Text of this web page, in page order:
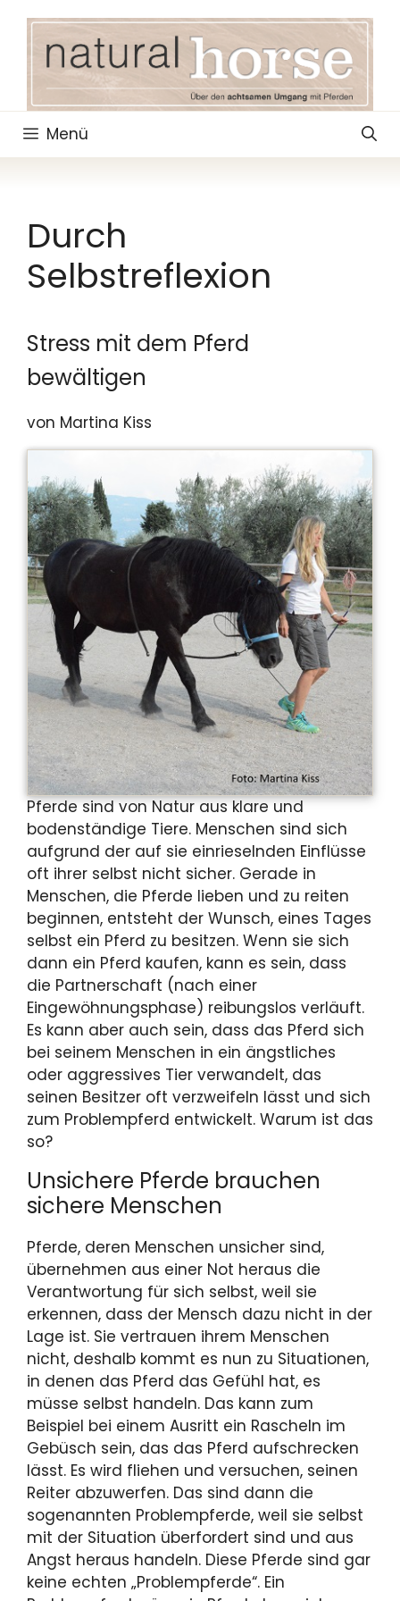
springen
Menü
Durch
Selbstreflexion
Stress mit dem Pferd
bewältigen
von Martina Kiss
Pferde sind von Natur aus klare und
bodenständige Tiere. Menschen sind sich
aufgrund der auf sie einrieselnden Einflüsse
oft ihrer selbst nicht sicher. Gerade in
Menschen, die Pferde lieben und zu reiten
beginnen, entsteht der Wunsch, eines Tages
selbst ein Pferd zu besitzen. Wenn sie sich
dann ein Pferd kaufen, kann es sein, dass
die Partnerschaft (nach einer
Eingewöhnungsphase) reibungslos verläuft.
Es kann aber auch sein, dass das Pferd sich
bei seinem Menschen in ein ängstliches
oder aggressives Tier verwandelt, das
seinen Besitzer oft verzweifeln lässt und sich
zum Problempferd entwickelt. Warum ist das
so?
Unsichere Pferde brauchen
sichere Menschen
Pferde, deren Menschen unsicher sind,
übernehmen aus einer Not heraus die
Verantwortung für sich selbst, weil sie
erkennen, dass der Mensch dazu nicht in der
Lage ist. Sie vertrauen ihrem Menschen
nicht, deshalb kommt es nun zu Situationen,
in denen das Pferd das Gefühl hat, es
müsse selbst handeln. Das kann zum
Beispiel bei einem Ausritt ein Rascheln im
Gebüsch sein, das das Pferd aufschrecken
lässt. Es wird fliehen und versuchen, seinen
Reiter abzuwerfen. Das sind dann die
sogenannten Problempferde, weil sie selbst
mit der Situation überfordert sind und aus
Angst heraus handeln. Diese Pferde sind gar
keine echten „Problempferde“. Ein